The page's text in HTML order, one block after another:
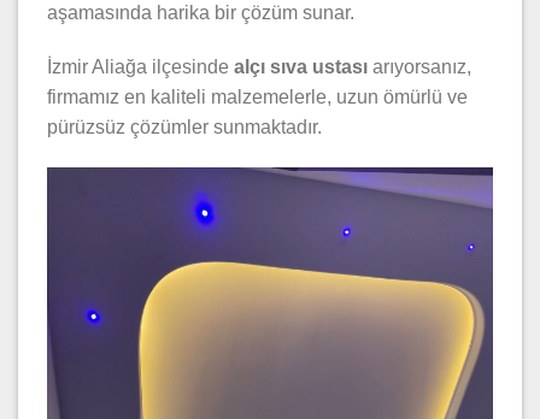
aşamasında harika bir çözüm sunar.
İzmir Aliağa ilçesinde alçı sıva ustası arıyorsanız,
firmamız en kaliteli malzemelerle, uzun ömürlü ve
pürüzsüz çözümler sunmaktadır.